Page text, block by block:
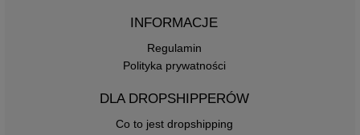
INFORMACJE
Regulamin
Polityka prywatności
DLA DROPSHIPPERÓW
Co to jest dropshipping